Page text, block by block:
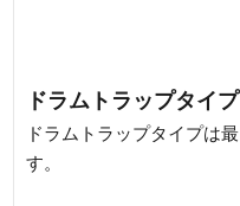
ドラムトラップタイプ
ドラムトラップタイプは
す。